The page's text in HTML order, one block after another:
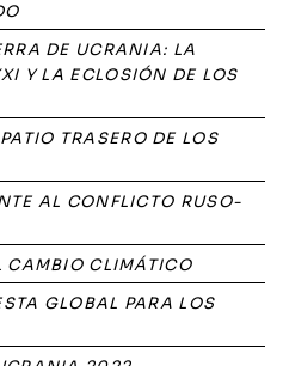
DE UCRANIA: LA
Y LA ECLOSIÓN DE LOS
TRASERO DE LOS
AL CONFLICTO RUSO-
CAMBIO CLIMÁTICO
GLOBAL PARA LOS